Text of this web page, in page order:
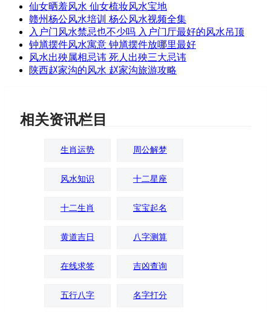
仙女晒羞风水 仙女梳妆风水宝地
赣州杨公风水培训 杨公风水视频全集
入户门风水禁忌也不少吗 入户门厅最好的风水吊顶
钟馗摆件风水寓意 钟馗摆件放哪里最好
风水出殃属相忌讳 死人出殃三大忌讳
陕西赵家沟的风水 赵家沟旅游攻略
相关资讯栏目
生肖运势 周公解梦
风水知识 十二星座
十二生肖 宝宝起名
黄道吉日 八字测算
在线求签 吉凶查询
五行八字 名字打分